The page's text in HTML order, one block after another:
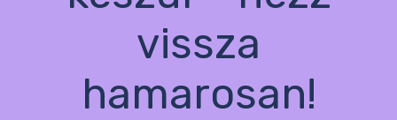
vissza
hamarosan!